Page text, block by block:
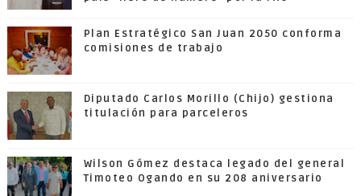
Plan Estratégico San Juan 2050 conforma
comisiones de trabajo
Diputado Carlos Morillo (Chijo) gestiona
titulación para parceleros
Wilson Gómez destaca legado del general
Timoteo Ogando en su 208 aniversario